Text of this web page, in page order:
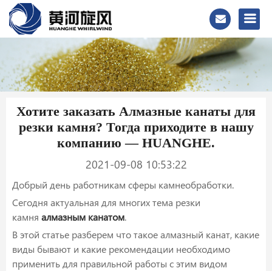
Хотите заказать Алмазные канаты для
резки камня? Тогда приходите в нашу
компанию — HUANGHE.
2021-09-08 10:53:22
Добрый день работникам сферы камнеобработки.
Сегодня актуальная для многих тема резки
камня алмазным канатом.
В этой статье разберем что такое алмазный канат, какие
виды бывают и какие рекомендации необходимо
применить для правильной работы с этим видом